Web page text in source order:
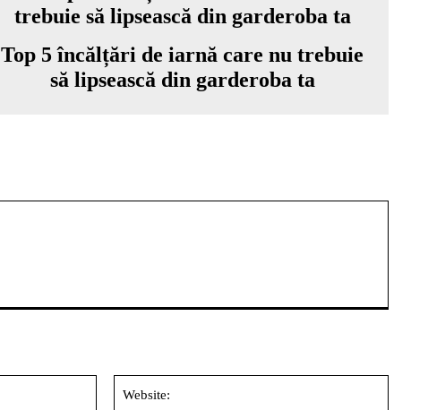
Top 5 încălțări de iarnă care nu trebuie
să lipsească din garderoba ta